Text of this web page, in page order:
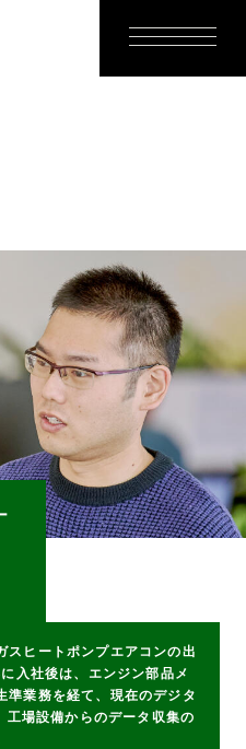
スヒートポンプエアコンの出
入社後は、エンジン部品メ
準業務を経て、現在のデジタ
場設備からのデータ収集の